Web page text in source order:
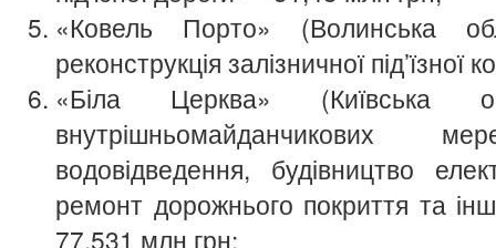
«Ковель Порто» (Волинська
реконструкція залізничної
«Біла Церква» (Київська
внутрішньомайданчикових
водовідведення, будівництво
ремонт дорожнього покриття та
77,531 млн грн;